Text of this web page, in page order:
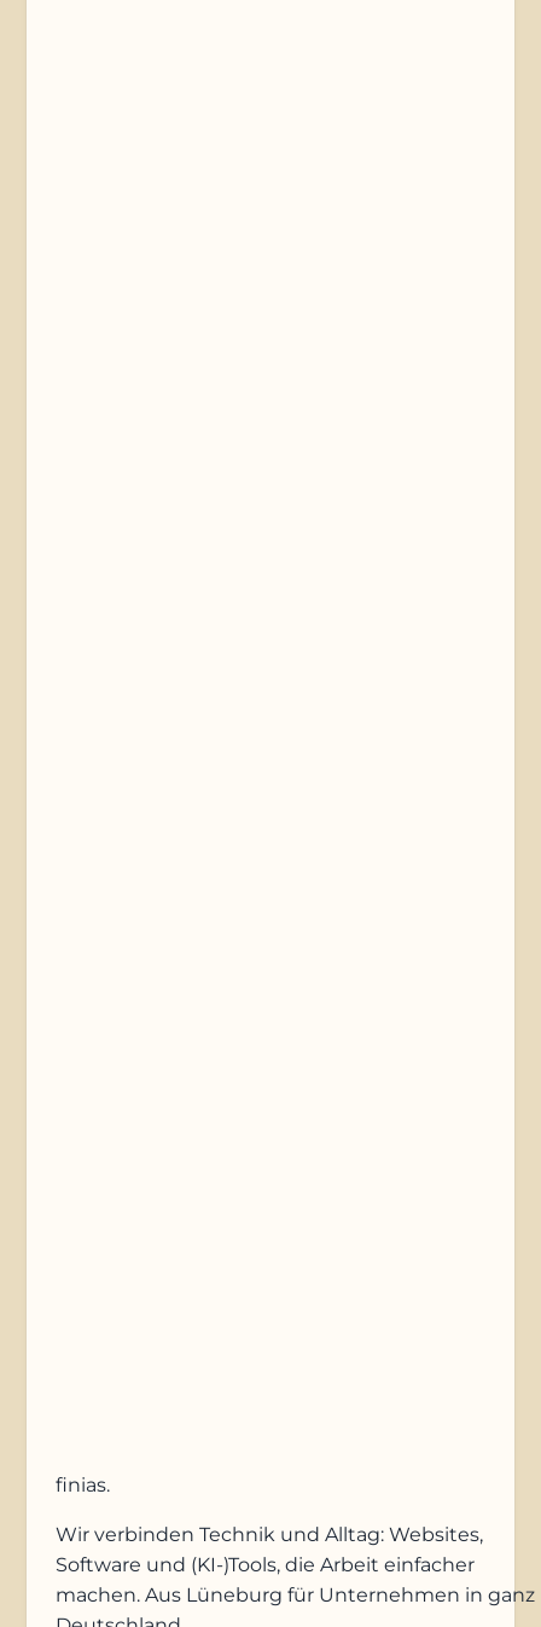
finias.
Wir verbinden Technik und Alltag: Websites,
Software und (KI-)Tools, die Arbeit einfacher
machen. Aus Lüneburg für Unternehmen in ganz